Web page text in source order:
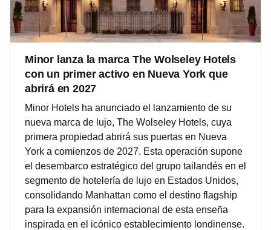
Minor lanza la marca The Wolseley Hotels
con un primer activo en Nueva York que
abrirá en 2027
Minor Hotels ha anunciado el lanzamiento de su
nueva marca de lujo, The Wolseley Hotels, cuya
primera propiedad abrirá sus puertas en Nueva
York a comienzos de 2027. Esta operación supone
el desembarco estratégico del grupo tailandés en el
segmento de hotelería de lujo en Estados Unidos,
consolidando Manhattan como el destino flagship
para la expansión internacional de esta enseña
inspirada en el icónico establecimiento londinense.